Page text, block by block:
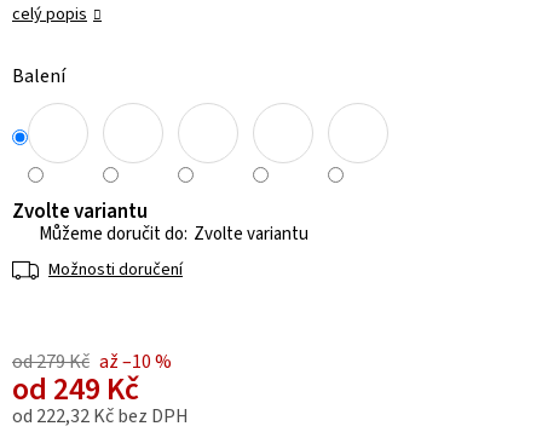
celý popis
Balení
Zvolte variantu
Zvolte variantu
Možnosti doručení
od 279 Kč až –10 %
od 249 Kč
od 222,32 Kčbez DPH